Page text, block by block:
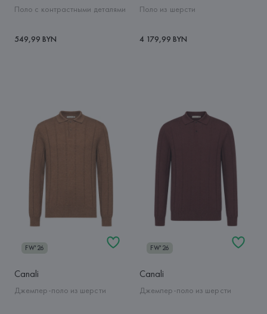
Поло с контрастными деталями
549,99 BYN
Поло из шерсти
4 179,99 BYN
FW'26
Canali
Джемпер-поло из шерсти
FW'26
Canali
Джемпер-поло из шерсти